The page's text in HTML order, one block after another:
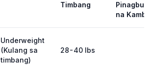
Timbang
na Kambal
Underweight
(Kulang sa
timbang)
28-40 lbs